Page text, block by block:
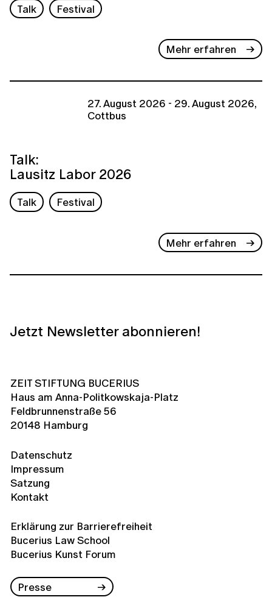
Talk Festival
Mehr erfahren
27. August 2026 - 29. August 2026,
Cottbus
Talk:
Lausitz Labor 2026
Talk Festival
Mehr erfahren
Jetzt Newsletter abonnieren!
ZEIT STIFTUNG BUCERIUS
Haus am Anna-Politkowskaja-Platz
Feldbrunnenstraße 56
20148 Hamburg
Datenschutz
Impressum
Satzung
Kontakt
Erklärung zur Barrierefreiheit
Bucerius Law School
Bucerius Kunst Forum
Presse